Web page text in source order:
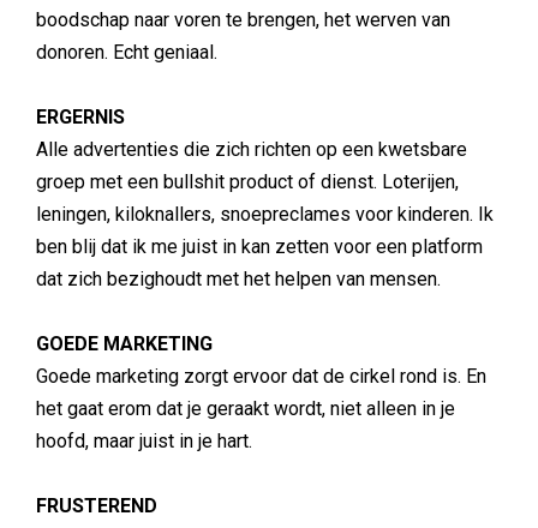
boodschap naar voren te brengen, het werven van
donoren. Echt geniaal.
ERGERNIS
Alle advertenties die zich richten op een kwetsbare
groep met een bullshit product of dienst. Loterijen,
leningen, kiloknallers, snoepreclames voor kinderen. Ik
ben blij dat ik me juist in kan zetten voor een platform
dat zich bezighoudt met het helpen van mensen.
GOEDE MARKETING
Goede marketing zorgt ervoor dat de cirkel rond is. En
het gaat erom dat je geraakt wordt, niet alleen in je
hoofd, maar juist in je hart.
FRUSTEREND